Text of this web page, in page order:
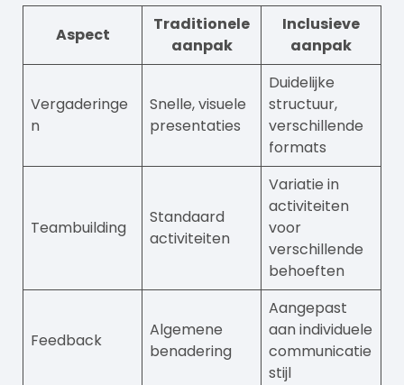
Aspect
Traditionele
aanpak
Inclusieve
aanpak
Vergaderinge
n
Snelle, visuele
presentaties
Duidelijke
structuur,
verschillende
formats
Teambuilding
Standaard
activiteiten
Variatie in
activiteiten
voor
verschillende
behoeften
Feedback
Algemene
benadering
Aangepast
aan individuele
communicatie
stijl